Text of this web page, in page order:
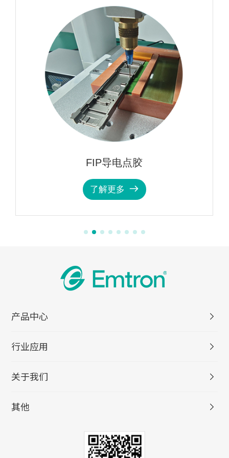
FIP导电点胶
了解更多
产品中心
行业应用
关于我们
其他